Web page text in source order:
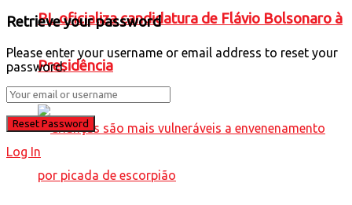
PL oficializa candidatura de Flávio Bolsonaro à
Presidência
Retrieve your password
Please enter your username or email address to reset your
password.
Log In